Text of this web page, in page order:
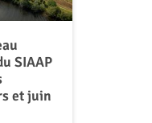
SIAAP
et juin